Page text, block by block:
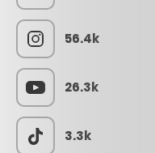
56.4k
26.3k
3.3k